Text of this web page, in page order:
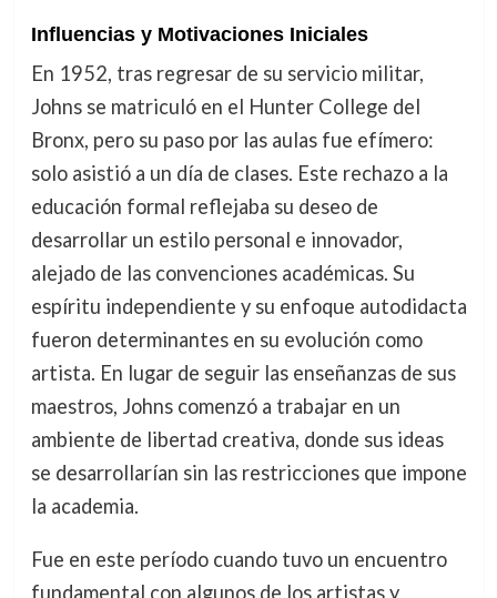
Influencias y Motivaciones Iniciales
En 1952, tras regresar de su servicio militar,
Johns se matriculó en el Hunter College del
Bronx, pero su paso por las aulas fue efímero:
solo asistió a un día de clases. Este rechazo a la
educación formal reflejaba su deseo de
desarrollar un estilo personal e innovador,
alejado de las convenciones académicas. Su
espíritu independiente y su enfoque autodidacta
fueron determinantes en su evolución como
artista. En lugar de seguir las enseñanzas de sus
maestros, Johns comenzó a trabajar en un
ambiente de libertad creativa, donde sus ideas
se desarrollarían sin las restricciones que impone
la academia.
Fue en este período cuando tuvo un encuentro
fundamental con algunos de los artistas y